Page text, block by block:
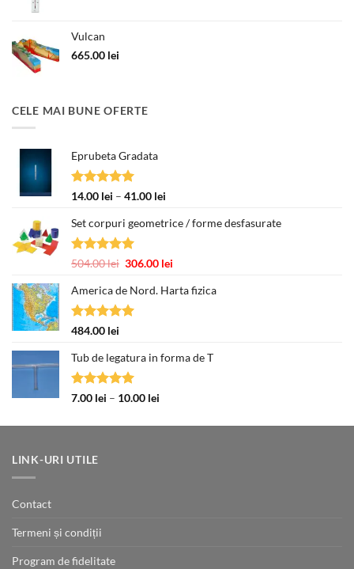
Vulcan
665.00 lei
CELE MAI BUNE OFERTE
Eprubeta Gradata
Evaluat la
14.00 lei – 41.00 lei
prețuri:
la
41.00 lei
Set corpuri geometrice / forme desfasurate
Evaluat la
504.00lei Prețul
a
fost:
306.00 lei
este:
America de Nord. Harta fizica
Evaluat la
484.00 lei
Tub de legatura in forma de T
Evaluat la
7.00 lei – 10.00 lei
prețuri:
LINK-URI UTILE
Contact
Termeni și condiții
Program de fidelitate